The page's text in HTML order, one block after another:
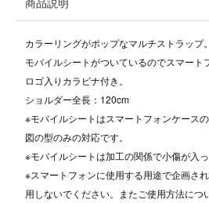
カラーリングがポップなマルチストラップ。
モバイルシートがついているのでスマート
ロゴ入りカラビナ付き。
ショルダー全長：120cm
※モバイルシートはスマートフォンケース
図の型のみの対応です。
※モバイルシートは加工の関係で小傷が入
※スマートフォンに使用する用途で企画さ
用しないでください。またご使用方法につ